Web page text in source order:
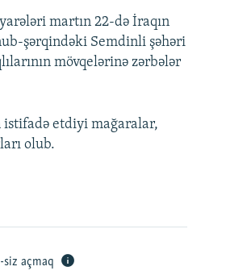
martın 22-də İraqın
şərqindəki Semdinli şəhəri
mövqelərinə zərbələr
istifadə etdiyi mağaralar,
olub.
siz açmaq